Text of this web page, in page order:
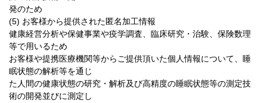
発のため
(5) お客様から提供された匿名加工情報
健康経営分析や保健事業や疫学調査、臨床研究・治験、保険数理
等で用いるため
お客様や提携医療機関等からご提供頂いた個人情報について、睡
眠状態の解析等を通じ
た人間の健康状態の研究・解析及び高精度の睡眠状態等の測定技
術の開発並びに測定し